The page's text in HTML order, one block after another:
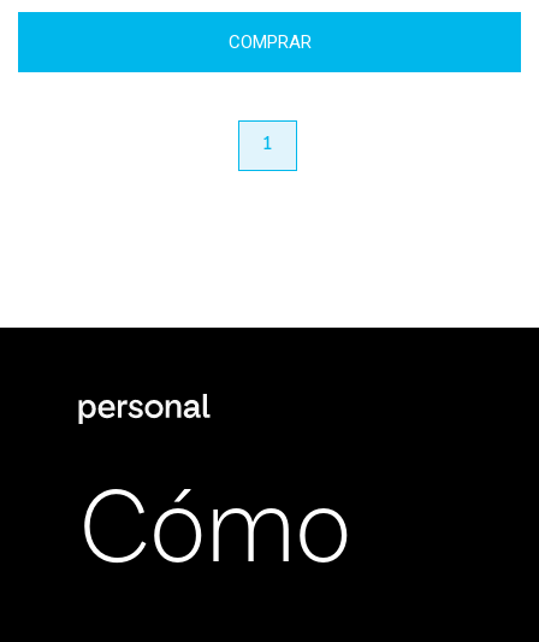
COMPRAR
1
Cómo